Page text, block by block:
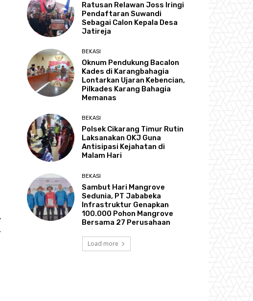
Ratusan Relawan Joss Iringi
Pendaftaran Suwandi
Sebagai Calon Kepala Desa
Jatireja
BEKASI
Oknum Pendukung Bacalon
Kades di Karangbahagia
Lontarkan Ujaran Kebencian,
Pilkades Karang Bahagia
Memanas
BEKASI
Polsek Cikarang Timur Rutin
Laksanakan OKJ Guna
Antisipasi Kejahatan di
Malam Hari
BEKASI
Sambut Hari Mangrove
Sedunia, PT Jababeka
Infrastruktur Genapkan
100.000 Pohon Mangrove
Bersama 27 Perusahaan
Load more